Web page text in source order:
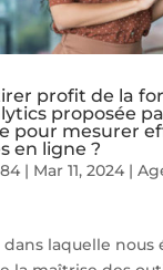
profit de la
proposée
pour mesurer
en ligne ?
| Mar 11, 2024|
dans laquelle nous